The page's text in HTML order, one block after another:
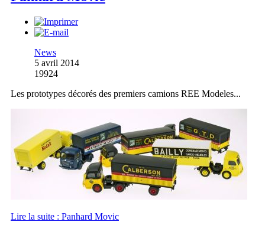
News
5 avril 2014
19924
Les prototypes décorés des premiers camions REE Modeles...
Lire la suite : Panhard Movic